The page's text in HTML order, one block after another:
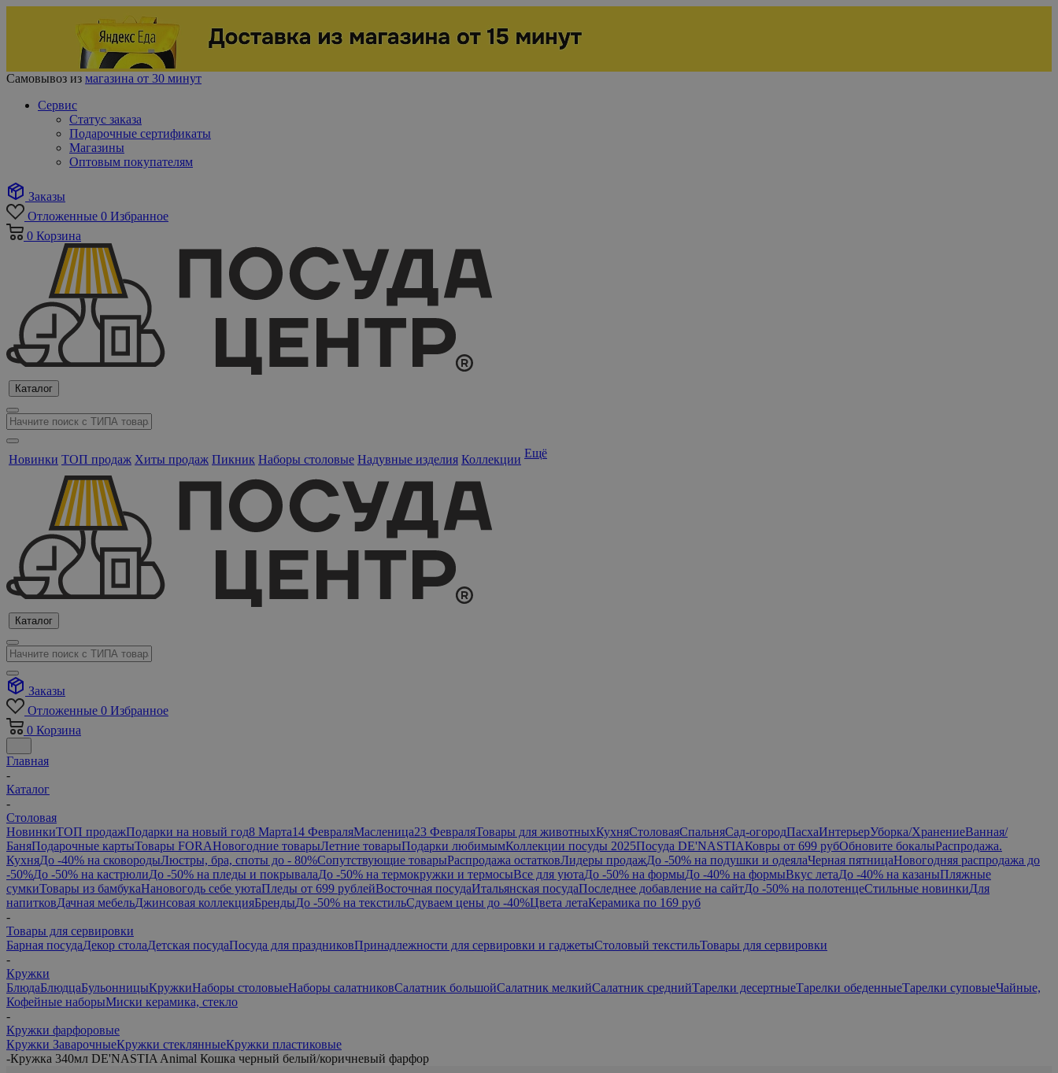
Самовывоз из магазина от 30 минут
Сервис
Статус заказа
Подарочные сертификаты
Магазины
Оптовым покупателям
Заказы
Отложенные 0 Избранное
0 Корзина
Каталог
Новинки ТОП продаж Хиты продаж Пикник Наборы столовые Надувные изделия Коллекции Ещё
Каталог
Заказы
Отложенные 0 Избранное
0 Корзина
Главная
-
Каталог
-
Столовая
НовинкиТОП продажПодарки на новый год8 Марта14 ФевраляМасленица23 ФевраляТовары для животныхКухняСтоловаяСпальняСад-огородПасхаИнтерьерУборка/ХранениеВанная/
БаняПодарочные картыТовары FORAНовогодние товарыЛетние товарыПодарки любимымКоллекции посуды 2025Посуда DE'NASTIAКовры от 699 рубОбновите бокалыРаспродажа.
КухняДо -40% на сковородыЛюстры, бра, споты до - 80%Сопутствующие товарыРаспродажа остатковЛидеры продажДо -50% на подушки и одеялаЧерная пятницаНовогодняя распродажа до
-50%До -50% на кастрюлиДо -50% на пледы и покрывалаДо -50% на термокружки и термосыВсе для уютаДо -50% на формыДо -40% на формыВкус летаДо -40% на казаныПляжные
сумкиТовары из бамбукаНановогодь себе уютаПледы от 699 рублейВосточная посудаИтальянская посудаПоследнее добавление на сайтДо -50% на полотенцеСтильные новинкиДля
напитковДачная мебельДжинсовая коллекцияБрендыДо -50% на текстильСдуваем цены до -40%Цвета летаКерамика по 169 руб
-
Товары для сервировки
Барная посудаДекор столаДетская посудаПосуда для праздниковПринадлежности для сервировки и гаджетыСтоловый текстильТовары для сервировки
-
Кружки
БлюдаБлюдцаБульонницыКружкиНаборы столовыеНаборы салатниковСалатник большойСалатник мелкийСалатник среднийТарелки десертныеТарелки обеденныеТарелки суповыеЧайные,
Кофейные наборыМиски керамика, стекло
-
Кружки фарфоровые
Кружки ЗаварочныеКружки стеклянныеКружки пластиковые
-Кружка 340мл DE'NASTIA Animal Кошка черный белый/коричневый фарфор